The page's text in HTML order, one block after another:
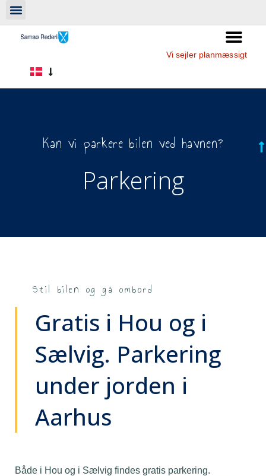
Vi sejler planmæssigt
Kan vi parkere bilen ved havnen?
Parkering
Stil bilen og gå ombord
Gratis i Hou og i
Sælvig. Parkering
under jorden i
Aarhus
Både i Hou og i Sælvig findes gratis parkering.